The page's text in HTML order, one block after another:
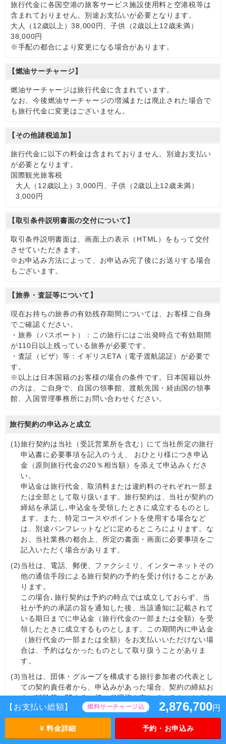
【お支払い総額】 燃料サーチャージ込 2,876,700円
¥ 料金詳細 予約・お申込み
旅行代金に各国空港の旅客サービス施設使用料と空港税等は
含まれておりません。別途お支払いが必要となります。
大人（12歳以上）38,000円、子供（2歳以上12歳未満）
38,000円
※手配の都合により変更になる場合があります。
【燃油サーチャージ】
燃油サーチャージは旅行代金に含まれています。
なお、今後燃油サーチャージの増減または廃止された場合で
も旅行代金に変更はございません。
【その他諸税追加】
旅行代金に以下の料金は含まれておりません。別途お支払い
が必要となります。
国際観光旅客税
大人（12歳以上）3,000円、子供（2歳以上12歳未満）
3,000円
【取引条件説明書面の交付について】
取引条件説明書面は、画面上の表示（HTML）をもって交付
させていただきます。
※お申込み方法によって、お申込み完了後にお送りする場合
もございます。
【旅券・査証等について】
現在お持ちの旅券の有効残存期間については、お客様ご自身
でご確認ください。
・旅券（パスポート）：この旅行にはご出発時点で有効期間
が110日以上残っている旅券が必要です。
・査証（ビザ）等：イギリスETA（電子渡航認証）が必要で
す。
※以上は日本国籍のお客様の場合の条件です。日本国籍以外
の方は、ご自身で、自国の領事館、渡航先国・経由国の領事
館、入国管理事務所にお問い合わせください。
旅行契約の申込みと成立
(1)旅行契約は当社（受託営業所を含む）にて当社所定の旅行
申込書に必要事項を記入のうえ、 おひとり様につき申込
金（原則旅行代金の20％相当額）を添えて申込みくださ
い。
申込金は旅行代金、取消料または違約料のそれぞれ一部ま
たは全部として取り扱います。旅行契約は、当社が契約の
締結を承諾し､申込金を受領したときに成立するものとし
ます。また、特定コースやポイントを使用する場合など
は、別途パンフレットなどに定めるところによります。な
お、当社業務の都合上、所定の書面・画面に必要事項をご
記入いただく場合があります。
(2)当社は、電話、郵便、ファクシミリ、インターネットその
他の通信手段による旅行契約の予約を受け付けることがあ
ります。
この場合､旅行契約は予約の時点では成立しておらず、当
社が予約の承諾の旨を通知した後、当該通知に記載されて
いる期日までに申込金（旅行代金の一部または全額）を受
領したときに成立するものとします。この期間内に申込金
（旅行代金の一部または全額）をお支払いいただけない場
合は、予約はなかったものとして取り扱うことがありま
す。
(3)当社は、団体・グループを構成する旅行参加者の代表とし
ての契約責任者から、申込みがあった場合、契約の締結お
よび解除等に関する一切の代理権を有しているものとみな
します。
契約責任者は、当社が定める日までに、旅行参加者の名簿
を当社に提出しなければなりません。契約責任者は、第27